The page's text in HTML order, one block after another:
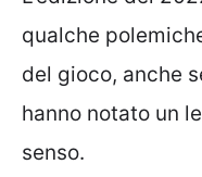
qualche
del gioco, anche
hanno notato un
senso.